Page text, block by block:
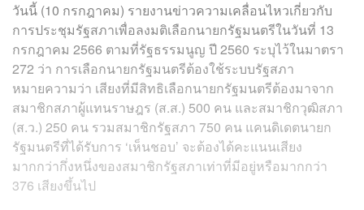
วันนี้ (10 กรกฎาคม) รายงานข่าวความเคลื่อนไหวเกี่ยวกับ
การประชุมรัฐสภาเพื่อลงมติเลือกนายกรัฐมนตรีในวันที่ 13
กรกฎาคม 2566 ตามที่รัฐธรรมนูญ ปี 2560 ระบุไว้ในมาตรา
272 ว่า การเลือกนายกรัฐมนตรีต้องใช้ระบบรัฐสภา
หมายความว่า เสียงที่มีสิทธิเลือกนายกรัฐมนตรีต้องมาจาก
สมาชิกสภาผู้แทนราษฎร (ส.ส.) 500 คน และสมาชิกวุฒิสภา
(ส.ว.) 250 คน รวมสมาชิกรัฐสภา 750 คน แคนดิเดตนายก
รัฐมนตรีที่ได้รับการ ‘เห็นชอบ’ จะต้องได้คะแนนเสียง
มากกว่ากึ่งหนึ่งของสมาชิกรัฐสภาเท่าที่มีอยู่หรือมากกว่า
376 เสียงขึ้นไป